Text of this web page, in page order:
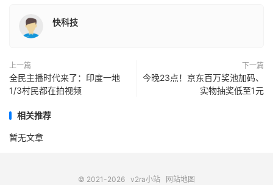
快科技
上一篇
全民主播时代来了：印度一地
1/3村民都在拍视频
下一篇
今晚23点！京东百万奖池加码、
实物抽奖低至1元
相关推荐
暂无文章
© 2021-2026 v2ra小站 网站地图